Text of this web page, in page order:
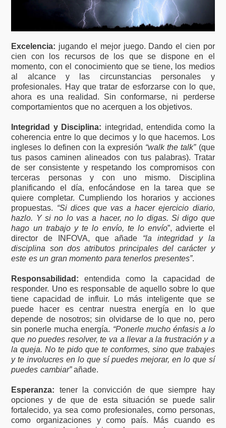
Excelencia: jugando el mejor juego. Dando el cien por
cien con los recursos de los que se dispone en el
momento, con el conocimiento que se tiene, los medios
al alcance y las circunstancias personales y
profesionales. Hay que tratar de esforzarse con lo que,
ahora es una realidad. Sin conformarse, ni perderse
comportamientos que no acerquen a los objetivos.
Integridad y Disciplina: integridad, entendida como la
coherencia entre lo que decimos y lo que hacemos. Los
ingleses lo definen con la expresión “walk the talk”(que
tus pasos caminen alineados con tus palabras). Tratar
de ser consistente y respetando los compromisos con
terceras personas y con uno mismo. Disciplina
planificando el día, enfocándose en la tarea que se
quiere completar. Cumpliendo los horarios y acciones
propuestas. “Si dices que vas a hacer ejercicio diario,
hazlo. Y si no lo vas a hacer, no lo digas. Si digo que
hago un trabajo y te lo envío, te lo envío”, advierte el
director de INFOVA, que añade “la integridad y la
disciplina son dos atributos principales del carácter y
este es un gran momento para tenerlos presentes”.
Responsabilidad: entendida como la capacidad de
responder. Uno es responsable de aquello sobre lo que
tiene capacidad de influir. Lo más inteligente que se
puede hacer es centrar nuestra energía en lo que
depende de nosotros; sin olvidarse de lo que no, pero
sin ponerle mucha energía. “Ponerle mucho énfasis a lo
que no puedes resolver, te va a llevar a la frustración y a
la queja. No te pido que te conformes, sino que trabajes
y te involucres en lo que sí puedes mejorar, en lo que sí
puedes cambiar”añade.
Esperanza: tener la convicción de que siempre hay
opciones y de que de esta situación se puede salir
fortalecido, ya sea como profesionales, como personas,
como organizaciones y como país. Más cuando es